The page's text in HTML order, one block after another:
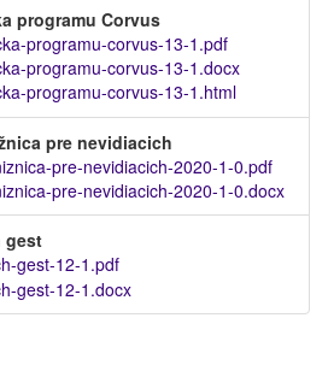
programu Corvus
programu-corvus-13-1.pdf
programu-corvus-13-1.docx
programu-corvus-13-1.html
pre nevidiacich
pre-nevidiacich-2020-1-0.pdf
pre-nevidiacich-2020-1-0.docx
gest
gest-12-1.pdf
gest-12-1.docx